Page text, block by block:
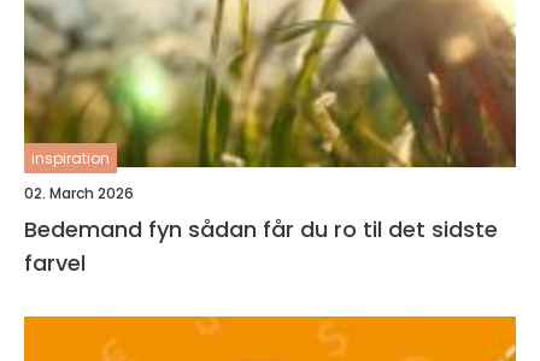
inspiration
02. March 2026
Bedemand fyn sådan får du ro til det sidste
farvel